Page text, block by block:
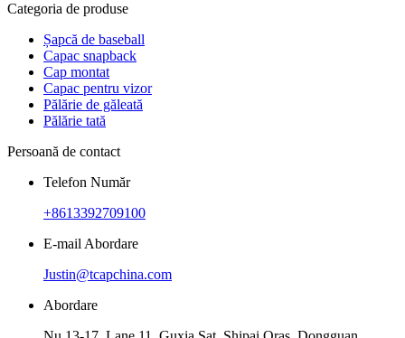
Categoria de produse
Șapcă de baseball
Capac snapback
Cap montat
Capac pentru vizor
Pălărie de găleată
Pălărie tată
Persoană de contact
Telefon Număr
+8613392709100
E-mail Abordare
Justin@tcapchina.com
Abordare